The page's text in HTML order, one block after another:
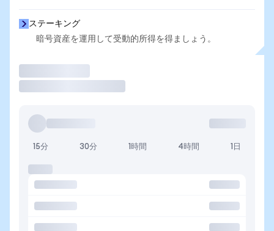
ステーキング
暗号資産を運用して受動的所得を得ましょう。
15分 30分 1時間 4時間 1日